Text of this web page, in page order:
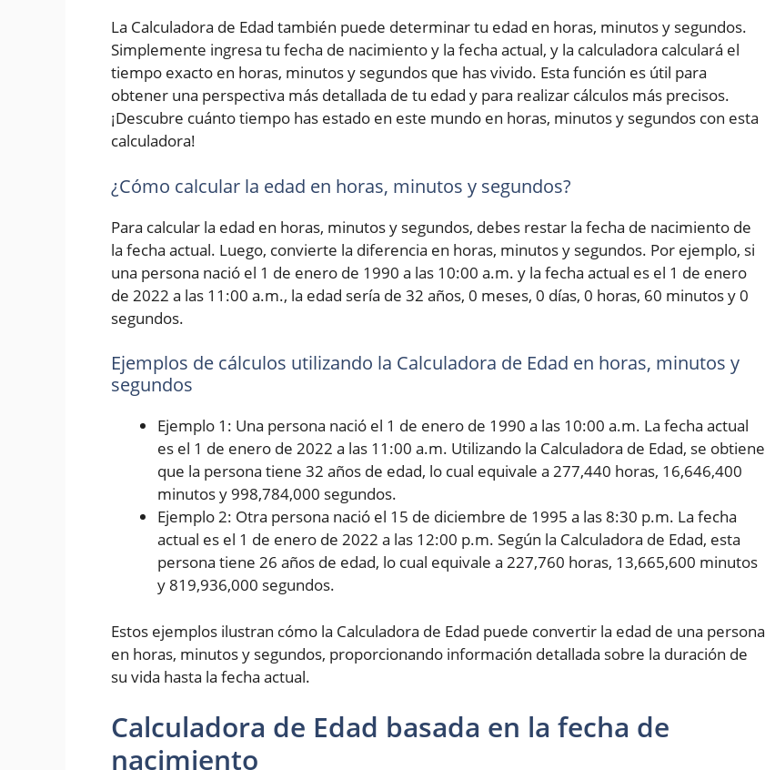
La Calculadora de Edad también puede determinar tu edad en horas, minutos y segundos.
Simplemente ingresa tu fecha de nacimiento y la fecha actual, y la calculadora calculará el
tiempo exacto en horas, minutos y segundos que has vivido. Esta función es útil para
obtener una perspectiva más detallada de tu edad y para realizar cálculos más precisos.
¡Descubre cuánto tiempo has estado en este mundo en horas, minutos y segundos con esta
calculadora!
¿Cómo calcular la edad en horas, minutos y segundos?
Para calcular la edad en horas, minutos y segundos, debes restar la fecha de nacimiento de
la fecha actual. Luego, convierte la diferencia en horas, minutos y segundos. Por ejemplo, si
una persona nació el 1 de enero de 1990 a las 10:00 a.m. y la fecha actual es el 1 de enero
de 2022 a las 11:00 a.m., la edad sería de 32 años, 0 meses, 0 días, 0 horas, 60 minutos y 0
segundos.
Ejemplos de cálculos utilizando la Calculadora de Edad en horas, minutos y
segundos
Ejemplo 1: Una persona nació el 1 de enero de 1990 a las 10:00 a.m. La fecha actual
es el 1 de enero de 2022 a las 11:00 a.m. Utilizando la Calculadora de Edad, se obtiene
que la persona tiene 32 años de edad, lo cual equivale a 277,440 horas, 16,646,400
minutos y 998,784,000 segundos.
Ejemplo 2: Otra persona nació el 15 de diciembre de 1995 a las 8:30 p.m. La fecha
actual es el 1 de enero de 2022 a las 12:00 p.m. Según la Calculadora de Edad, esta
persona tiene 26 años de edad, lo cual equivale a 227,760 horas, 13,665,600 minutos
y 819,936,000 segundos.
Estos ejemplos ilustran cómo la Calculadora de Edad puede convertir la edad de una persona
en horas, minutos y segundos, proporcionando información detallada sobre la duración de
su vida hasta la fecha actual.
Calculadora de Edad basada en la fecha de
nacimiento